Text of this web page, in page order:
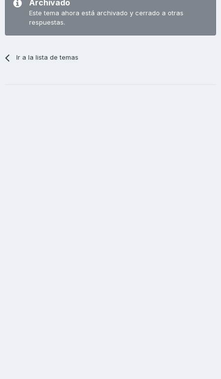
Archivado
Este tema ahora está archivado y cerrado a otras
respuestas.
Ir a la lista de temas